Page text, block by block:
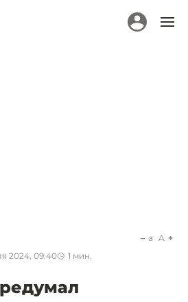
2024, 09:40 1 мин.
a A